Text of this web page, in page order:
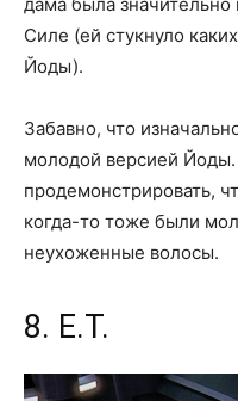
Силе (ей стукнуло
Йоды).
Забавно, что
молодой версией
продемонстрировать,
когда-то тоже были
неухоженные волосы.
8. E.T.